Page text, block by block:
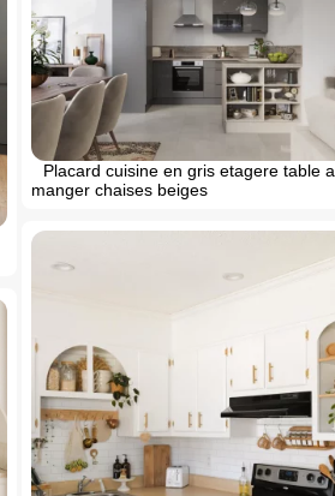
Placard cuisine en gris etagere table a
manger chaises beiges